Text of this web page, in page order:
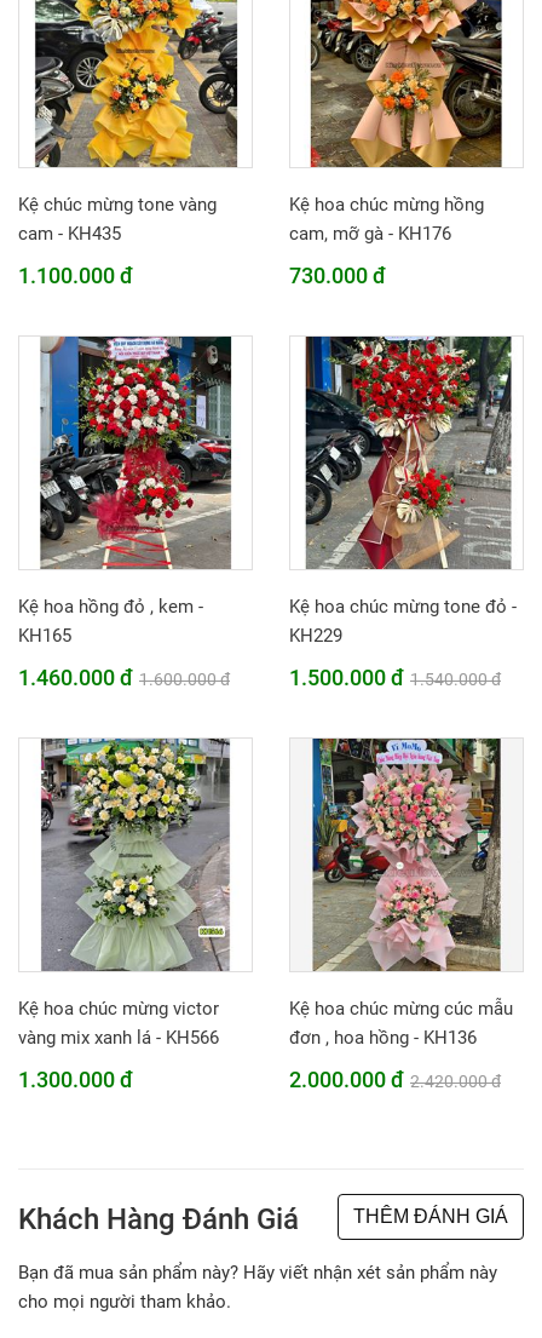
Kệ chúc mừng tone vàng
cam - KH435
1.100.000 đ
Kệ hoa chúc mừng hồng
cam, mỡ gà - KH176
730.000 đ
Kệ hoa hồng đỏ , kem -
KH165
1.460.000 đ 1.600.000 đ
Kệ hoa chúc mừng tone đỏ -
KH229
1.500.000 đ 1.540.000 đ
Kệ hoa chúc mừng victor
vàng mix xanh lá - KH566
1.300.000 đ
Kệ hoa chúc mừng cúc mẫu
đơn , hoa hồng - KH136
2.000.000 đ 2.420.000 đ
Khách Hàng Đánh Giá THÊM ĐÁNH GIÁ
Bạn đã mua sản phẩm này? Hãy viết nhận xét sản phẩm này
cho mọi người tham khảo.